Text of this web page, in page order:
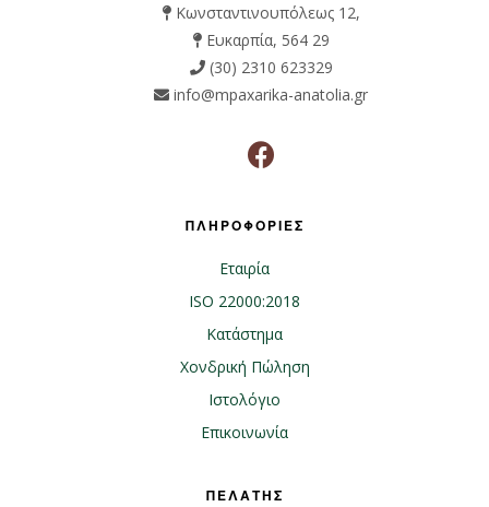
Κωνσταντινουπόλεως 12,
Ευκαρπία, 564 29
(30) 2310 623329
info@mpaxarika-anatolia.gr
ΠΛΗΡΟΦΟΡΙΕΣ
Εταιρία
ISO 22000:2018
Κατάστημα
Χονδρική Πώληση
Ιστολόγιο
Επικοινωνία
ΠΕΛΑΤΗΣ